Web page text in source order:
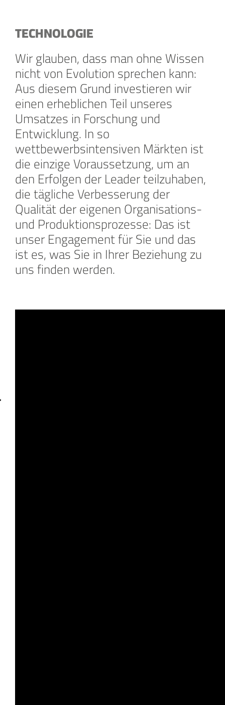
TECHNOLOGIE
Wir glauben, dass man ohne Wissen
nicht von Evolution sprechen kann:
Aus diesem Grund investieren wir
einen erheblichen Teil unseres
Umsatzes in Forschung und
Entwicklung. In so
wettbewerbsintensiven Märkten ist
die einzige Voraussetzung, um an
den Erfolgen der Leader teilzuhaben,
die tägliche Verbesserung der
Qualität der eigenen Organisations-
und Produktionsprozesse: Das ist
unser Engagement für Sie und das
ist es, was Sie in Ihrer Beziehung zu
uns finden werden.